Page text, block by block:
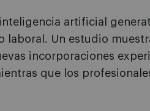
artificial
laboral. Un estudio
incorporaciones
que los